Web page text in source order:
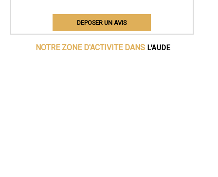
DEPOSER UN AVIS
NOTRE ZONE D'ACTIVITE DANS L'AUDE